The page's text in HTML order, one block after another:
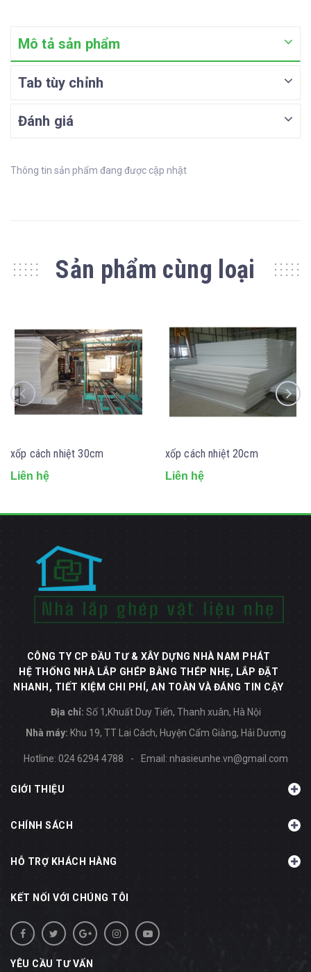
Mô tả sản phẩm
Tab tùy chỉnh
Đánh giá
Thông tin sản phẩm đang được cập nhật
Sản phẩm cùng loại
xốp cách nhiệt 30cm
Liên hệ
xốp cách nhiệt 20cm
Liên hệ
CÔNG TY CP ĐẦU TƯ & XÂY DỰNG NHÀ NAM PHÁT
HỆ THỐNG NHÀ LẮP GHÉP BẰNG THÉP NHẸ, LẮP ĐẶT
NHANH, TIẾT KIỆM CHI PHÍ, AN TOÀN VÀ ĐÁNG TIN CẬY
Địa chỉ: Số 1,Khuất Duy Tiến, Thanh xuân, Hà Nội
Nhà máy: Khu 19, TT Lai Cách, Huyện Cẩm Giằng, Hải Dương
Hotline: 024 6294 4788 - Email: nhasieunhe.vn@gmail.com
GIỚI THIỆU
CHÍNH SÁCH
HỖ TRỢ KHÁCH HÀNG
KẾT NỐI VỚI CHÚNG TÔI
YÊU CẦU TƯ VẤN